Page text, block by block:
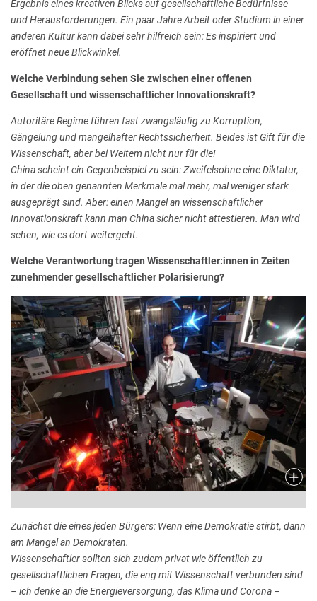
Ergebnis eines kreativen Blicks auf gesellschaftliche Bedürfnisse
und Herausforderungen. Ein paar Jahre Arbeit oder Studium in einer
anderen Kultur kann dabei sehr hilfreich sein: Es inspiriert und
eröffnet neue Blickwinkel.
Welche Verbindung sehen Sie zwischen einer offenen
Gesellschaft und wissenschaftlicher Innovationskraft?
Autoritäre Regime führen fast zwangsläufig zu Korruption,
Gängelung und mangelhafter Rechtssicherheit. Beides ist Gift für die
Wissenschaft, aber bei Weitem nicht nur für die!
China scheint ein Gegenbeispiel zu sein: Zweifelsohne eine Diktatur,
in der die oben genannten Merkmale mal mehr, mal weniger stark
ausgeprägt sind. Aber: einen Mangel an wissenschaftlicher
Innovationskraft kann man China sicher nicht attestieren. Man wird
sehen, wie es dort weitergeht.
Welche Verantwortung tragen Wissenschaftler:innen in Zeiten
zunehmender gesellschaftlicher Polarisierung?
Zunächst die eines jeden Bürgers: Wenn eine Demokratie stirbt, dann
am Mangel an Demokraten.
Wissenschaftler sollten sich zudem privat wie öffentlich zu
gesellschaftlichen Fragen, die eng mit Wissenschaft verbunden sind
– ich denke an die Energieversorgung, das Klima und Corona –